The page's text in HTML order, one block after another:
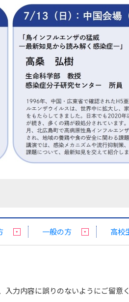
一般の方 高校
力内容に誤りのないようにご留意く